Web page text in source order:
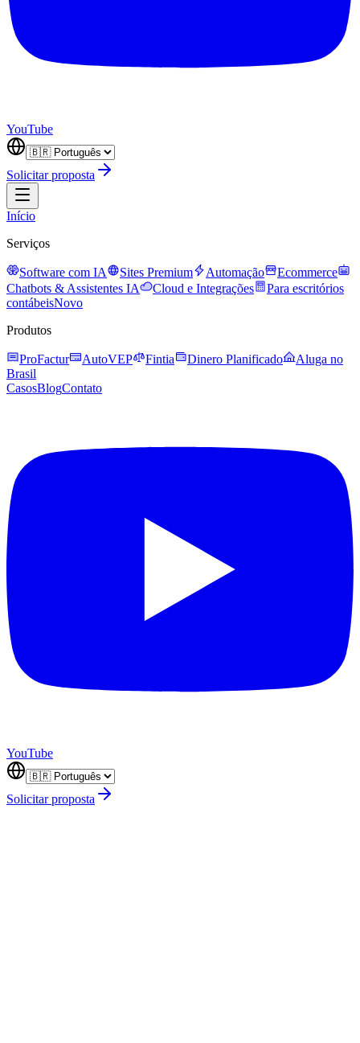
YouTube
Solicitar proposta
Início
Serviços
Software com IA Sites Premium Automação
Ecommerce
Chatbots & Assistentes IA
Cloud e Integrações
Para escritórios
contábeisNovo
Produtos
ProFactur AutoVEP Fintia Dinero Planificado
Aluga no
Brasil
CasosBlogContato
YouTube
Solicitar proposta